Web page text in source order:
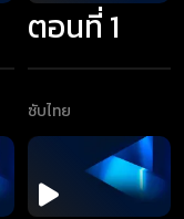
ตอนที่ 1
ซับไทย